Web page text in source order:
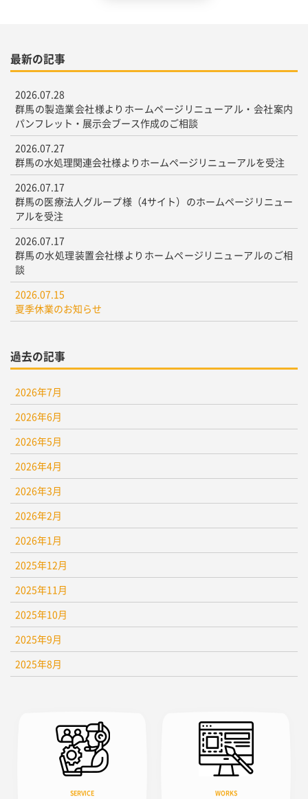
最新の記事
2026.07.28
群馬の製造業会社様よりホームページリニューアル・会社案内
パンフレット・展示会ブース作成のご相談
2026.07.27
群馬の水処理関連会社様よりホームページリニューアルを受注
2026.07.17
群馬の医療法人グループ様（4サイト）のホームページリニュー
アルを受注
2026.07.17
群馬の水処理装置会社様よりホームページリニューアルのご相
談
2026.07.15
夏季休業のお知らせ
過去の記事
2026年7月
2026年6月
2026年5月
2026年4月
2026年3月
2026年2月
2026年1月
2025年12月
2025年11月
2025年10月
2025年9月
2025年8月